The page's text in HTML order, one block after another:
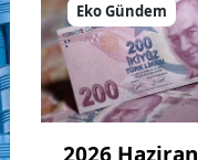
Eko Gündem